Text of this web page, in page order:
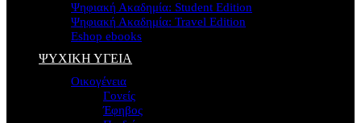
Ψηφιακή Ακαδημία: Student Edition
Ψηφιακή Ακαδημία: Travel Edition
Eshop ebooks
ΨΥΧΙΚΗ ΥΓΕΙΑ
Οικογένεια
Γονείς
Έφηβος